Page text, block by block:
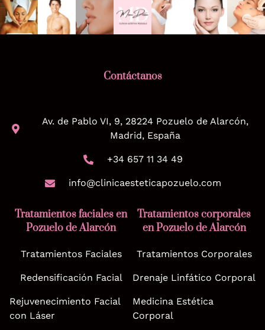
Contáctanos
Av. de Pablo VI, 9, 28224 Pozuelo de Alarcón,
Madrid, España
+34 657 11 34 49
info@clinicaesteticapozuelo.com
Tratamientos faciales en
Pozuelo de Alarcón
Tratamientos Faciales
Redensificación Facial
Rejuvenecimiento Facial
con Láser
Tratamientos corporales
en Pozuelo de Alarcón
Tratamientos Corporales
Drenaje Linfático Corporal
Medicina Estética
Corporal